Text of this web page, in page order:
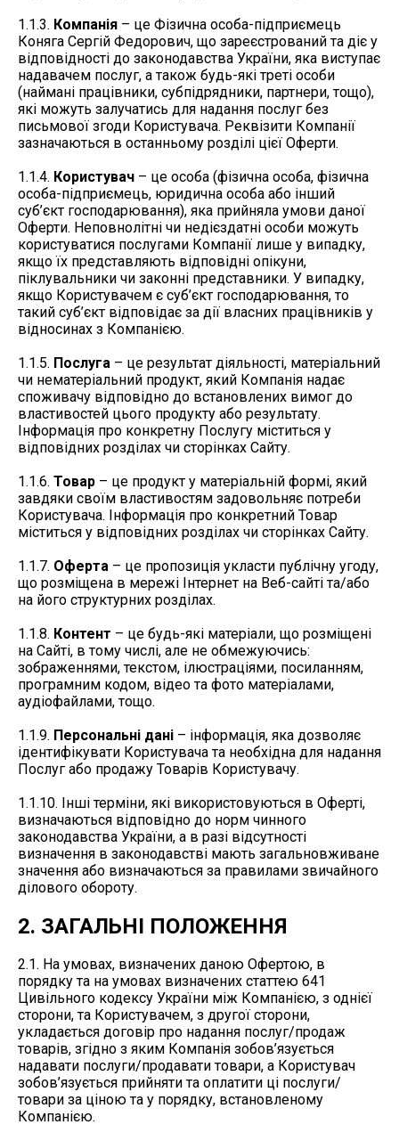
1.1.3. Компанія – це Фізична особа-підприємець
Коняга Сергій Федорович, що зареєстрований та діє у
відповідності до законодавства України, яка виступає
надавачем послуг, а також будь-які треті особи
(наймані працівники, субпідрядники, партнери, тощо),
які можуть залучатись для надання послуг без
письмової згоди Користувача. Реквізити Компанії
зазначаються в останньому розділі цієї Оферти.
1.1.4. Користувач – це особа (фізична особа, фізична
особа-підприємець, юридична особа або інший
суб’єкт господарювання), яка прийняла умови даної
Оферти. Неповнолітні чи недієздатні особи можуть
користуватися послугами Компанії лише у випадку,
якщо їх представляють відповідні опікуни,
піклувальники чи законні представники. У випадку,
якщо Користувачем є суб’єкт господарювання, то
такий суб’єкт відповідає за дії власних працівників у
відносинах з Компанією.
1.1.5. Послуга – це результат діяльності, матеріальний
чи нематеріальний продукт, який Компанія надає
споживачу відповідно до встановлених вимог до
властивостей цього продукту або результату.
Інформація про конкретну Послугу міститься у
відповідних розділах чи сторінках Сайту.
1.1.6. Товар – це продукт у матеріальній формі, який
завдяки своїм властивостям задовольняє потреби
Користувача. Інформація про конкретний Товар
міститься у відповідних розділах чи сторінках Сайту.
1.1.7. Оферта – це пропозиція укласти публічну угоду,
що розміщена в мережі Інтернет на Веб-сайті та/або
на його структурних розділах.
1.1.8. Контент – це будь-які матеріали, що розміщені
на Сайті, в тому числі, але не обмежуючись:
зображеннями, текстом, ілюстраціями, посиланням,
програмним кодом, відео та фото матеріалами,
аудіофайлами, тощо.
1.1.9. Персональні дані – інформація, яка дозволяє
ідентифікувати Користувача та необхідна для надання
Послуг або продажу Товарів Користувачу.
1.1.10. Інші терміни, які використовуються в Оферті,
визначаються відповідно до норм чинного
законодавства України, а в разі відсутності
визначення в законодавстві мають загальновживане
значення або визначаються за правилами звичайного
ділового обороту.
2. ЗАГАЛЬНІ ПОЛОЖЕННЯ
2.1. На умовах, визначених даною Офертою, в
порядку та на умовах визначених статтею 641
Цивільного кодексу України між Компанією, з однієї
сторони, та Користувачем, з другої сторони,
укладається договір про надання послуг/продаж
товарів, згідно з яким Компанія зобов’язується
надавати послуги/продавати товари, а Користувач
зобов’язується прийняти та оплатити ці послуги/
товари за ціною та у порядку, встановленому
Компанією.